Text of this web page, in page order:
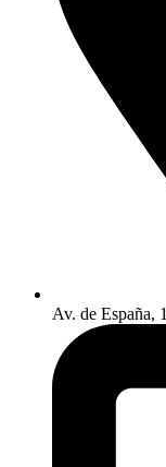
Av. de España,